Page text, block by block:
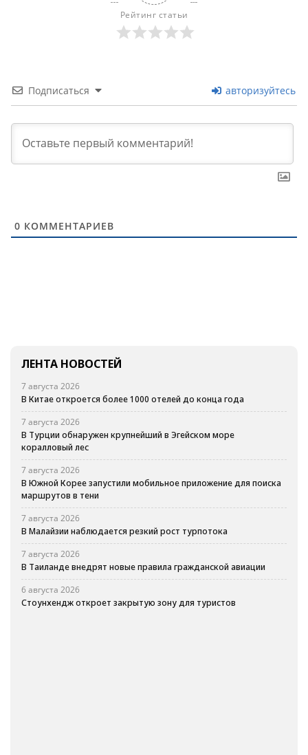
Рейтинг статьи
Подписаться авторизуйтесь
0 КОММЕНТАРИЕВ
ЛЕНТА НОВОСТЕЙ
7 августа 2026
В Китае откроется более 1000 отелей до конца года
7 августа 2026
В Турции обнаружен крупнейший в Эгейском море
коралловый лес
7 августа 2026
В Южной Корее запустили мобильное приложение для поиска
маршрутов в тени
7 августа 2026
В Малайзии наблюдается резкий рост турпотока
7 августа 2026
В Таиланде внедрят новые правила гражданской авиации
6 августа 2026
Стоунхендж откроет закрытую зону для туристов